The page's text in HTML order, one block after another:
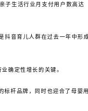
子生活行业月支付用户数高达
抖音育儿人群在过去一年中形
确定性增长的关键。
杆品牌，同时也迎合了母婴用